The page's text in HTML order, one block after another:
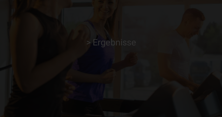
> Ergebnisse
> ERFAHRE MEHR